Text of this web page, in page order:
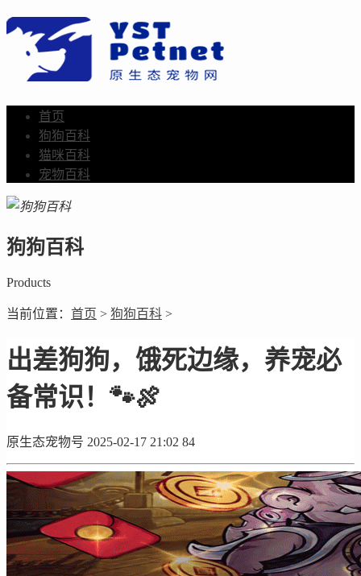
首页
狗狗百科
猫咪百科
宠物百科
狗狗百科
Products
当前位置： 首页 > 狗狗百科 >
出差狗狗，饿死边缘，养宠必
备常识！🐾🍖
原生态宠物号 2025-02-17 21:02 84